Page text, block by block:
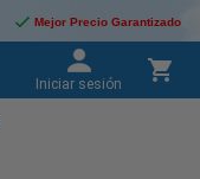
Mejor Precio Garantizado
Iniciar sesión